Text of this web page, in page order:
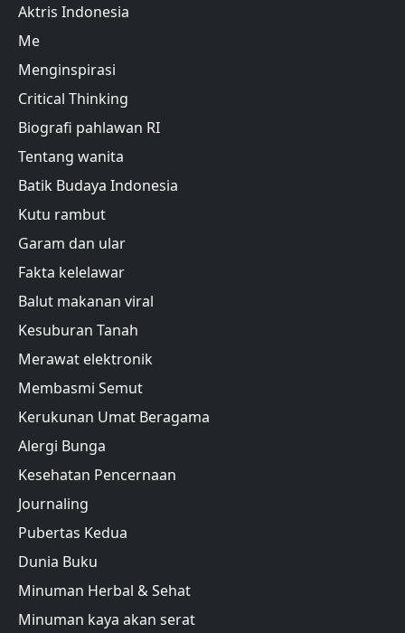
Aktris Indonesia
Me
Menginspirasi
Critical Thinking
Biografi pahlawan RI
Tentang wanita
Batik Budaya Indonesia
Kutu rambut
Garam dan ular
Fakta kelelawar
Balut makanan viral
Kesuburan Tanah
Merawat elektronik
Membasmi Semut
Kerukunan Umat Beragama
Alergi Bunga
Kesehatan Pencernaan
Journaling
Pubertas Kedua
Dunia Buku
Minuman Herbal & Sehat
Minuman kaya akan serat